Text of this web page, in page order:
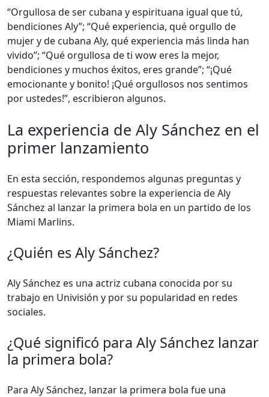
“Orgullosa de ser cubana y espirituana igual que tú,
bendiciones Aly”; “Qué experiencia, qué orgullo de
mujer y de cubana Aly, qué experiencia más linda han
vivido”; “Qué orgullosa de ti wow eres la mejor,
bendiciones y muchos éxitos, eres grande”; “¡Qué
emocionante y bonito! ¡Qué orgullosos nos sentimos
por ustedes!”, escribieron algunos.
La experiencia de Aly Sánchez en el
primer lanzamiento
En esta sección, respondemos algunas preguntas y
respuestas relevantes sobre la experiencia de Aly
Sánchez al lanzar la primera bola en un partido de los
Miami Marlins.
¿Quién es Aly Sánchez?
Aly Sánchez es una actriz cubana conocida por su
trabajo en Univisión y por su popularidad en redes
sociales.
¿Qué significó para Aly Sánchez lanzar
la primera bola?
Para Aly Sánchez, lanzar la primera bola fue una